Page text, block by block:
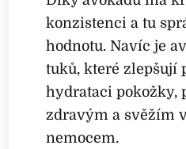
konzistenci a tu
hodnotu. Navíc je
tuků, které zlepšují
hydrataci pokožky,
zdravým a svěžím
nemocem.